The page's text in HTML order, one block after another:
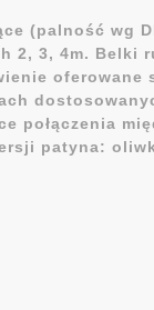
(palność wg
2, 3, 4m. Belki
oferowane
połączenia
patyna: